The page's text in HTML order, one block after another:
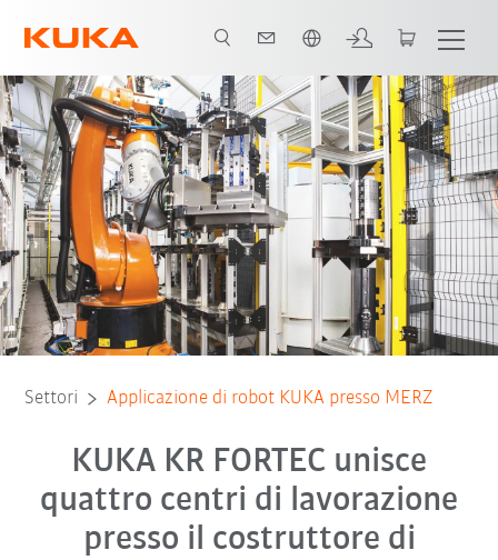
Tutti i partner del sistema
Settori Applicazione di robot KUKA presso MERZ
KUKA KR FORTEC unisce
quattro centri di lavorazione
presso il costruttore di